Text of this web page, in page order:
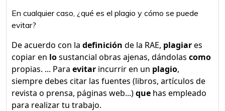
En cualquier caso, ¿qué es el plagio y cómo se puede
evitar?
De acuerdo con la definición de la RAE, plagiares
copiar en losustancial obras ajenas, dándolas como
propias. ... Para evitar incurrir en un plagio,
siempre debes citar las fuentes (libros, artículos de
revista o prensa, páginas web...)que has empleado
para realizar tu trabajo.